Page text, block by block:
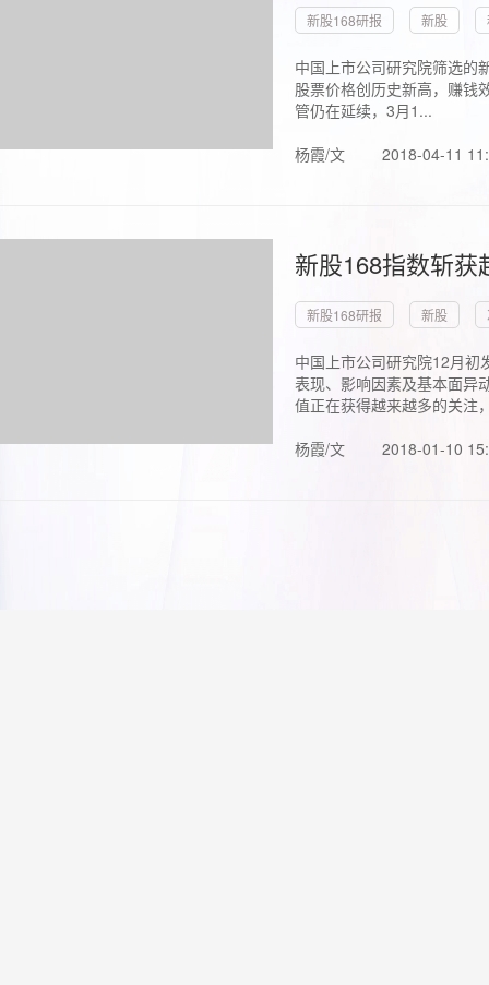
新股168研报 新股
中国上市公司研究院筛选的
股票价格创历史新高，赚钱
管仍在延续，3月1...
杨霞/文
2018-04-11
新股168指数斩
新股168研报 新股
中国上市公司研究院12月初
表现、影响因素及基本面异
值正在获得越来越多的关注
杨霞/文
2018-01-10